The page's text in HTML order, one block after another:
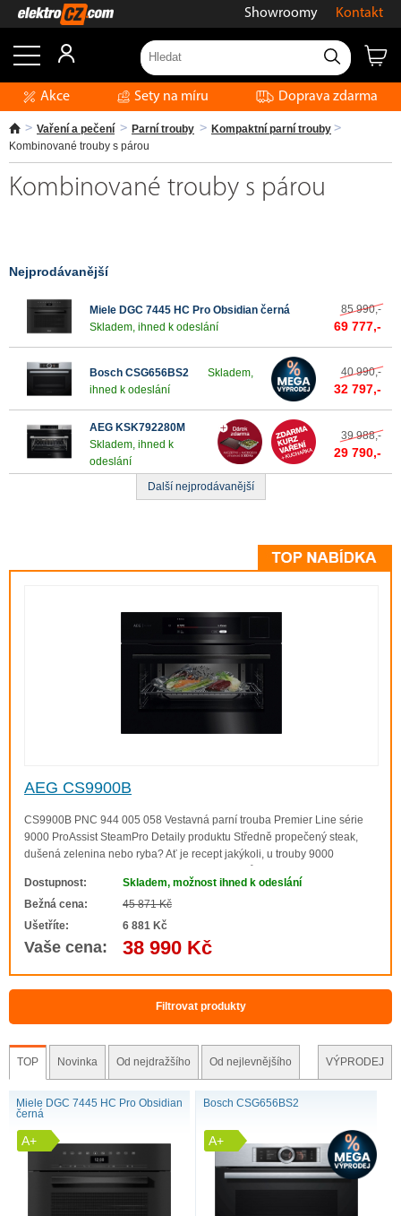
Showroomy Kontakt
Akce Sety na míru Doprava zdarma
Vaření a pečení Parní trouby
Kompaktní parní trouby
Kombinované trouby s párou
Kombinované trouby s párou
Nejprodávanější
Miele DGC 7445 HC Pro Obsidian černá
Skladem, ihned k odeslání
85 990,-
69 777,-
Bosch CSG656BS2
Skladem,
ihned k odeslání
40 990,-
32 797,-
AEG KSK792280M
Skladem, ihned k
odeslání
39 988,-
29 790,-
Další nejprodávanější
AEG CS9900B
CS9900B PNC 944 005 058 Vestavná parní trouba Premier Line série
9000 ProAssist SteamPro Detaily produktu Středně propečený steak,
dušená zelenina nebo ryba? Ať je recept jakýkoli, u trouby 9000
perfektní výsledky. Ohříván..
Dostupnost:
Skladem, možnost ihned k odeslání
Bežná cena:
45 871 Kč
Ušetříte:
6 881 Kč
Vaše cena: 38 990 Kč
Filtrovat produkty
TOP Novinka Od nejdražšího Od nejlevnějšího VÝPRODEJ
Miele DGC 7445 HC Pro Obsidian
černá
A+
Bosch CSG656BS2
A+